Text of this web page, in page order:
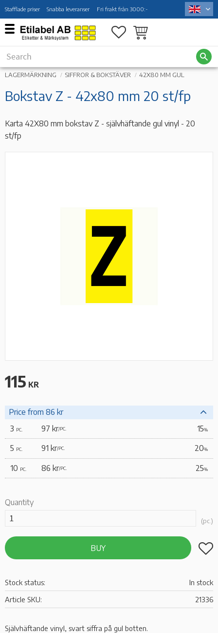
Menu
Stafflade priser Snabba leveranser Fri frakt från 3000:-
Favorites
Basket
LAGERMÄRKNING SIFFROR & BOKSTÄVER 42X80 MM GUL
Bokstav Z - 42x80 mm 20 st/fp
Karta 42X80 mm bokstav Z - självhäftande gul vinyl - 20
st/fp
115 KR
Price from 86 kr
3 PC. 97 kr/PC. 15%
5 PC. 91 kr/PC. 20%
10 PC. 86 kr/PC. 25%
Quantity
pc.
BUY Add
Stock status
In stock
Article SKU
21336
Självhäftande vinyl, svart siffra på gul botten.